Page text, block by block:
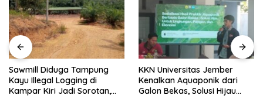
Sawmill Diduga Tampung
Kayu Illegal Logging di
Kampar Kiri Jadi Sorotan,
KKN Universitas Jember
Kenalkan Aquaponik dari
Galon Bekas, Solusi Hijau